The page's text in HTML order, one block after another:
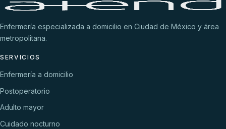
Enfermería especializada a domicilio en Ciudad de México y área
metropolitana.
SERVICIOS
Enfermería a domicilio
Postoperatorio
Adulto mayor
Cuidado nocturno